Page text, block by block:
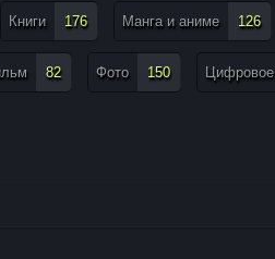
Книги 176 Манга и аниме 126
82 Фото 150 Цифровое